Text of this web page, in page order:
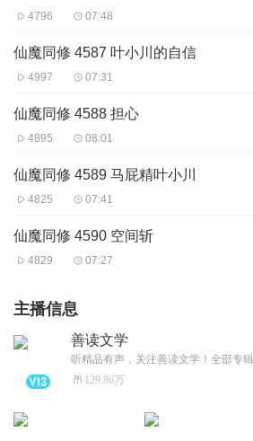
4796 07:48
仙魔同修 4587 叶小川的自信
4997 07:31
仙魔同修 4588 担心
4895 08:01
仙魔同修 4589 马屁精叶小川
4825 07:41
仙魔同修 4590 空间斩
4829 07:27
主播信息
善读文学
129.86万